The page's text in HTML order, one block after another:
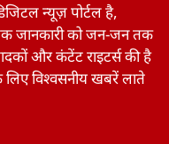
न्यूज़ पोर्टल है,
जानकारी को जन-जन तक
और कंटेंट राइटर्स की है
विश्वसनीय खबरें लाते